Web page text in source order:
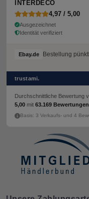
INTERDECO
4,97 / 5,00
Ausgezeichnet
Identität verifiziert
Ebay.de Bestellung
trustami.
Durchschnittliche Bewertung
5,00 mit 63.169 Bewertungen
Basis: 3 Verkaufs- und 4